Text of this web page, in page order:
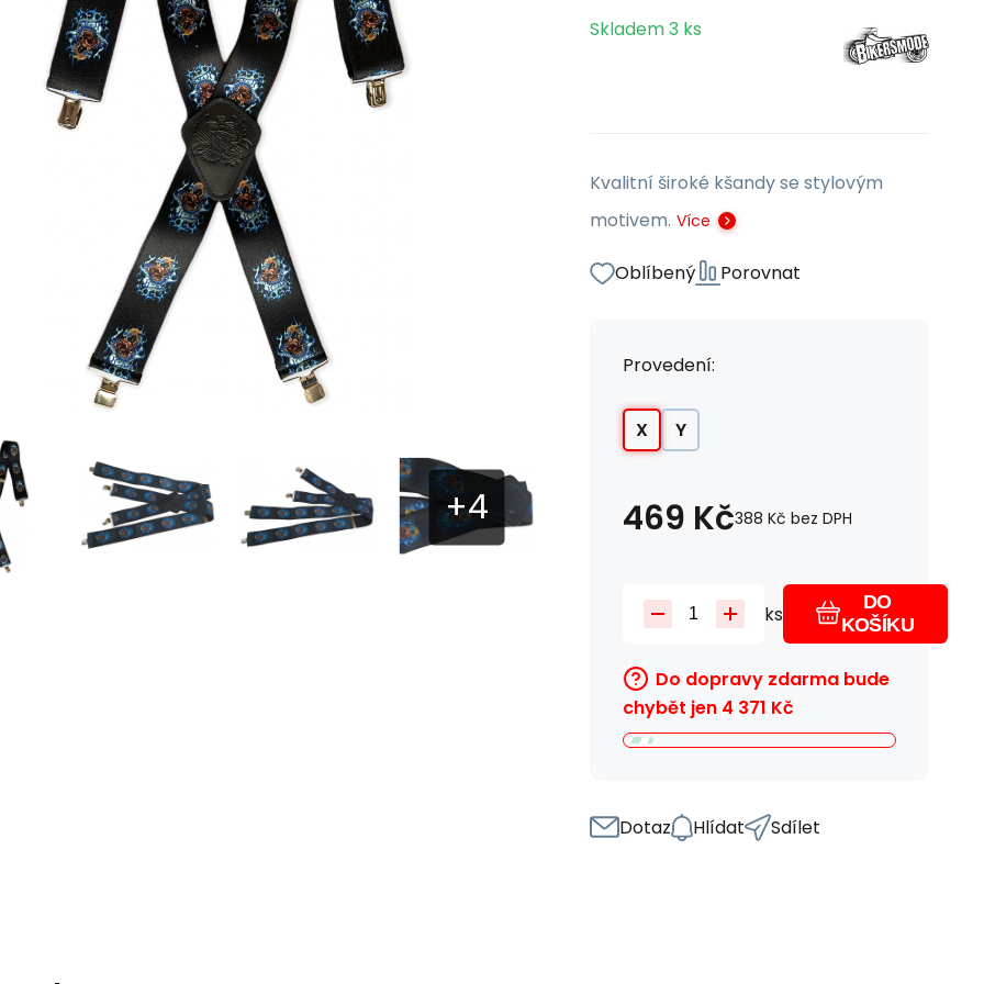
Skladem3 ks
Kvalitní široké kšandy se stylovým
motivem. Více
Oblíbený Porovnat
Provedení:
X Y
469 Kč388 Kč bez DPH
ks
DO
KOŠÍKU
Do dopravy zdarma bude
chybět jen 4 371 Kč
Dotaz Hlídat Sdílet